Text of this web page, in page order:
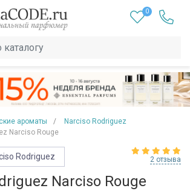
0
ароматы
Narciso Rodriguez
Narciso Rouge
Rodriguez 2 отзыва
Narciso Rouge